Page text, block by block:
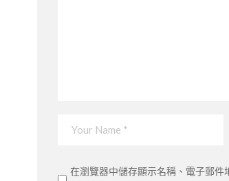
在瀏覽器中儲存顯示名稱、電子郵